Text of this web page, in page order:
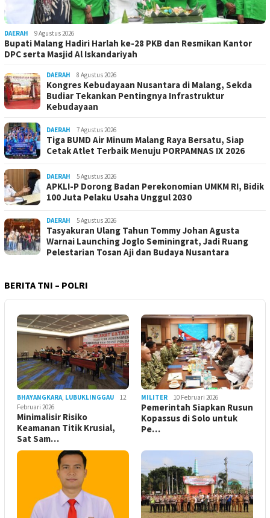
DAERAH 9 Agustus 2026
Bupati Malang Hadiri Harlah ke-28 PKB dan Resmikan Kantor
DPC serta Masjid Al Iskandariyah
DAERAH 8 Agustus 2026
Kongres Kebudayaan Nusantara di Malang, Sekda
Budiar Tekankan Pentingnya Infrastruktur
Kebudayaan
DAERAH 7 Agustus 2026
Tiga BUMD Air Minum Malang Raya Bersatu, Siap
Cetak Atlet Terbaik Menuju PORPAMNAS IX 2026
DAERAH 5 Agustus 2026
APKLI-P Dorong Badan Perekonomian UMKM RI, Bidik
100 Juta Pelaku Usaha Unggul 2030
DAERAH 5 Agustus 2026
Tasyakuran Ulang Tahun Tommy Johan Agusta
Warnai Launching Joglo Seminingrat, Jadi Ruang
Pelestarian Tosan Aji dan Budaya Nusantara
BERITA TNI – POLRI
BHAYANGKARA, LUBUKLINGGAU
12
Februari 2026
Minimalisir Risiko
Keamanan Titik Krusial,
Sat Sam…
MILITER 10 Februari 2026
Pemerintah Siapkan Rusun
Kopassus di Solo untuk
Pe…